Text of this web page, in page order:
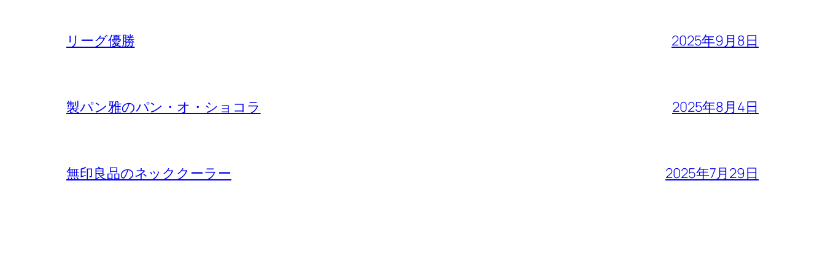
リーグ優勝 2025年9月8日
製パン雅のパン・オ・ショコラ 2025年8月4日
無印良品のネッククーラー 2025年7月29日